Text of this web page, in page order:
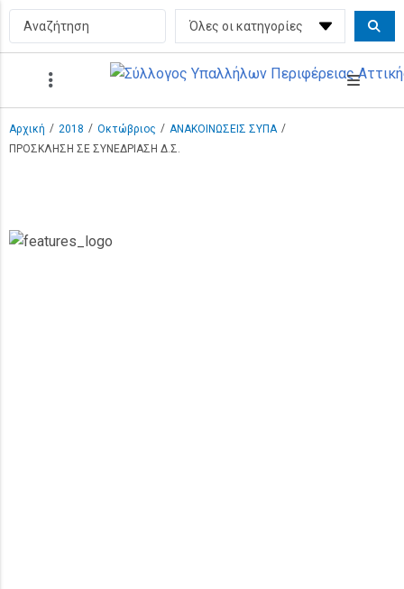
Αρχική / 2018 / Οκτώβριος / ΑΝΑΚΟΙΝΩΣΕΙΣ ΣΥΠΑ /
ΠΡΟΣΚΛΗΣΗ ΣΕ ΣΥΝΕΔΡΙΑΣΗ Δ.Σ.